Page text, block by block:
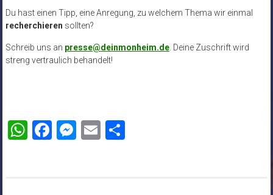
Du hast einen Tipp, eine Anregung, zu welchem Thema wir einmal
recherchieren sollten?
Schreib uns an presse@deinmonheim.de. Deine Zuschrift wird
streng vertraulich behandelt!
WhatsApp
Facebook
Messenger
EmailTeilen